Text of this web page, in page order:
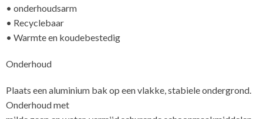
• onderhoudsarm
• Recyclebaar
• Warmte en koudebestedig
Onderhoud
Plaats een aluminium bak op een vlakke, stabiele ondergrond.
Onderhoud met